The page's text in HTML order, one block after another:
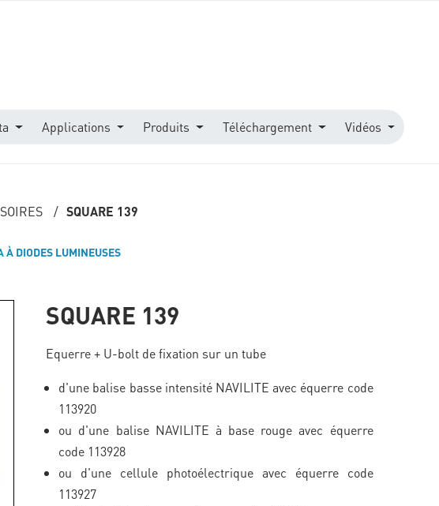
Applications Produits Téléchargement Vidéos
/ SQUARE 139
À DIODES LUMINEUSES
SQUARE 139
Equerre + U-bolt de fixation sur un tube
d'une balise basse intensité NAVILITE avec équerre code
113920
ou d'une balise NAVILITE à base rouge avec équerre
code 113928
ou d'une cellule photoélectrique avec équerre code
113927